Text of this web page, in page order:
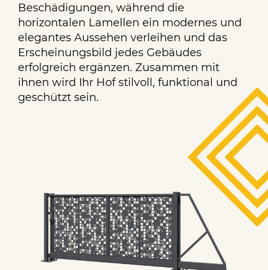
Beschädigungen, während die
horizontalen Lamellen ein modernes und
elegantes Aussehen verleihen und das
Erscheinungsbild jedes Gebäudes
erfolgreich ergänzen. Zusammen mit
ihnen wird Ihr Hof stilvoll, funktional und
geschützt sein.